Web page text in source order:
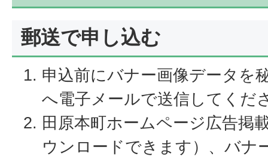
郵送で申し込む
申込前にバナー画像データを
へ電子メールで送信してくだ
田原本町ホームページ広告掲
ウンロードできます）、バナ